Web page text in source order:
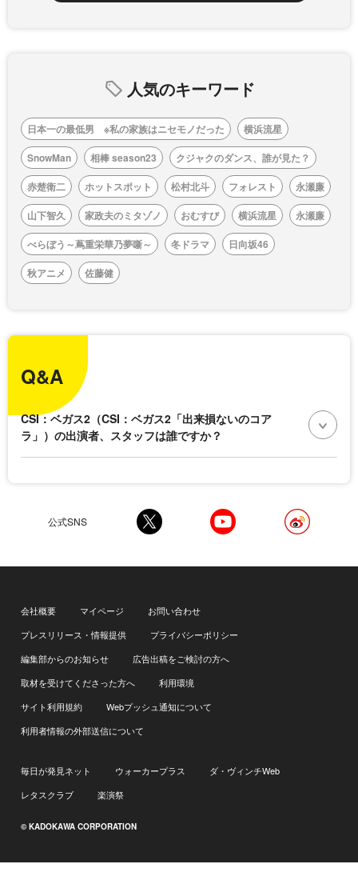
人気のキーワード
日本一の最低男 ※私の家族はニセモノだった
横浜流星
SnowMan
相棒 season23
クジャクのダンス、誰が見た？
赤楚衛二
ホットスポット 松村北斗 フォレスト
永瀬廉
山下智久
家政夫のミタゾノ おむすび 横浜流星
永瀬廉
べらぼう～蔦重栄華乃夢噺～
冬ドラマ
日向坂46
秋アニメ
佐藤健
Q&A
CSI：ベガス2（CSI：ベガス2「出来損ないのコア
ラ」）の出演者、スタッフは誰ですか？
公式SNS
会社概要 マイページ
お問い合わせ
プレスリリース・情報提供
プライバシーポリシー
編集部からのお知らせ
広告出稿をご検討の方へ
取材を受けてくださった方へ
利用環境
サイト利用規約
Webプッシュ通知について
利用者情報の外部送信について
毎日が発見ネット ウォーカープラス
ダ・ヴィンチWeb
レタスクラブ
楽演祭
© KADOKAWA CORPORATION